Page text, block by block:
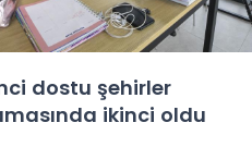
dostu şehirler
ikinci oldu